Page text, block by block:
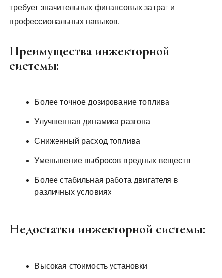
требует значительных финансовых затрат и
профессиональных навыков.
Преимущества инжекторной
системы:
Более точное дозирование топлива
Улучшенная динамика разгона
Сниженный расход топлива
Уменьшение выбросов вредных веществ
Более стабильная работа двигателя в
различных условиях
Недостатки инжекторной системы:
Высокая стоимость установки